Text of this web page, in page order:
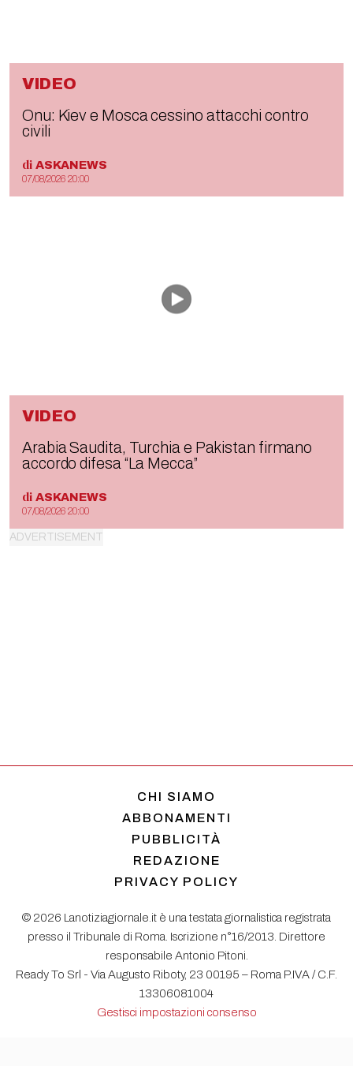
VIDEO
Onu: Kiev e Mosca cessino attacchi contro
civili
di ASKANEWS
07/08/2026 20:00
VIDEO
Arabia Saudita, Turchia e Pakistan firmano
accordo difesa “La Mecca”
di ASKANEWS
07/08/2026 20:00
CHI SIAMO
ABBONAMENTI
PUBBLICITÀ
REDAZIONE
PRIVACY POLICY
© 2026 Lanotiziagiornale.it è una testata giornalistica registrata
presso il Tribunale di Roma. Iscrizione n°16/2013. Direttore
responsabile Antonio Pitoni.
Ready To Srl - Via Augusto Riboty, 23 00195 – Roma P.IVA / C.F.
13306081004
Gestisci impostazioni consenso